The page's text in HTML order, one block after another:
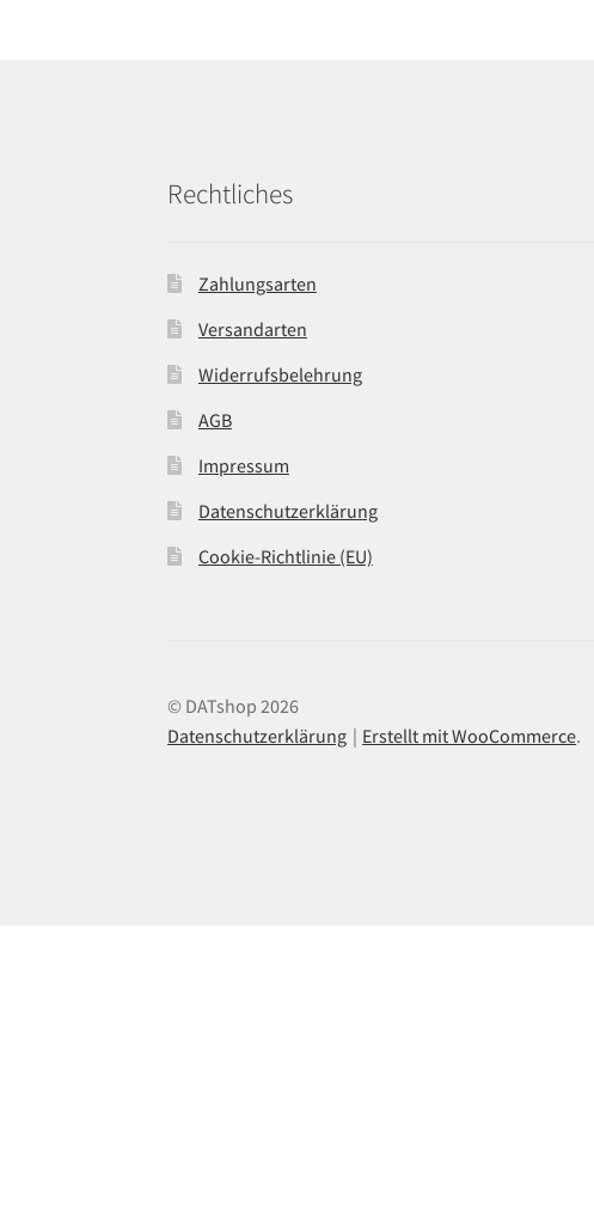
Rechtliches
Zahlungsarten
Versandarten
Widerrufsbelehrung
AGB
Impressum
Datenschutzerklärung
Cookie-Richtlinie (EU)
© DATshop 2026
Datenschutzerklärung
Erstellt mit WooCommerce.